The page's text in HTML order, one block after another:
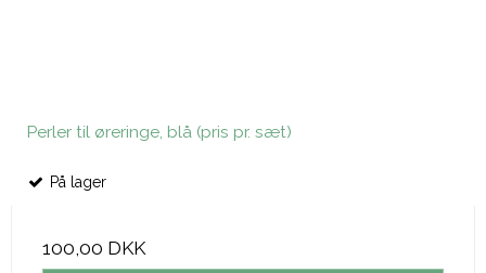
Perler til øreringe, blå (pris pr. sæt)
På lager
100,00 DKK